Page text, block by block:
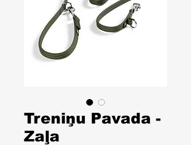
Treniņu Pavada -
Zaļa